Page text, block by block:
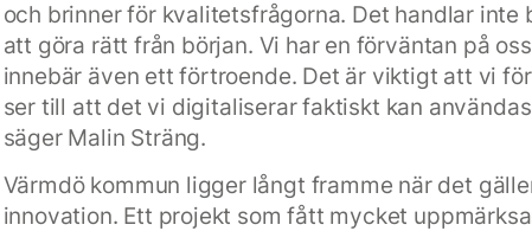
och brinner för kvalitetsfrågorna. Det handlar inte
att göra rätt från början. Vi har en förväntan på
innebär även ett förtroende. Det är viktigt att vi
ser till att det vi digitaliserar faktiskt kan
säger Malin Sträng.
Värmdö kommun ligger långt framme när det
innovation. Ett projekt som fått mycket